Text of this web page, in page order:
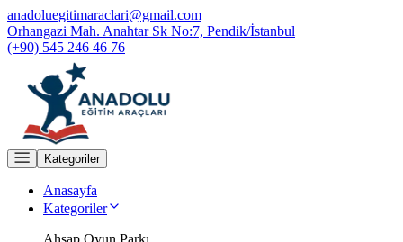
anadoluegitimaraclari@gmail.com
Orhangazi Mah. Anahtar Sk No:7, Pendik/İstanbul
(+90) 545 246 46 76
Kategoriler
Anasayfa
Kategoriler
Ahşap Oyun Parkı